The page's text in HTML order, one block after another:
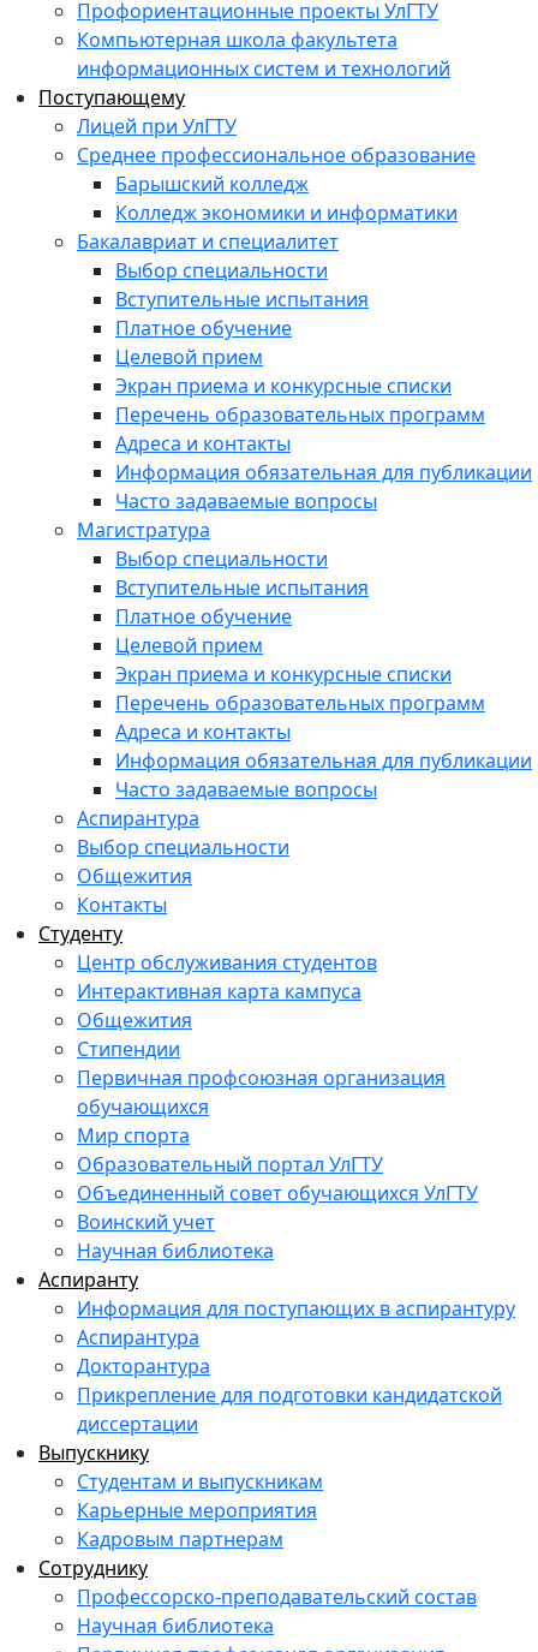
Профориентационные проекты УлГТУ
Компьютерная школа факультета
информационных систем и технологий
Поступающему
Лицей при УлГТУ
Среднее профессиональное образование
Барышский колледж
Колледж экономики и информатики
Бакалавриат и специалитет
Выбор специальности
Вступительные испытания
Платное обучение
Целевой прием
Экран приема и конкурсные списки
Перечень образовательных программ
Адреса и контакты
Информация обязательная для публикации
Часто задаваемые вопросы
Магистратура
Выбор специальности
Вступительные испытания
Платное обучение
Целевой прием
Экран приема и конкурсные списки
Перечень образовательных программ
Адреса и контакты
Информация обязательная для публикации
Часто задаваемые вопросы
Аспирантура
Выбор специальности
Общежития
Контакты
Студенту
Центр обслуживания студентов
Интерактивная карта кампуса
Общежития
Стипендии
Первичная профсоюзная организация
обучающихся
Мир спорта
Образовательный портал УлГТУ
Объединенный совет обучающихся УлГТУ
Воинский учет
Научная библиотека
Аспиранту
Информация для поступающих в аспирантуру
Аспирантура
Докторантура
Прикрепление для подготовки кандидатской
диссертации
Выпускнику
Студентам и выпускникам
Карьерные мероприятия
Кадровым партнерам
Сотруднику
Профессорско-преподавательский состав
Научная библиотека